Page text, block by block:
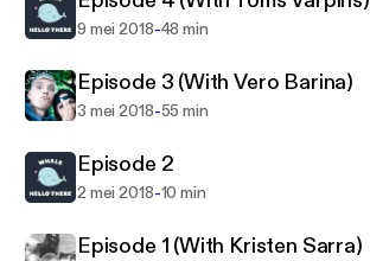
9 mei 2018-48 min
Episode 3 (With Vero Barina)
3 mei 2018-55 min
Episode 2
2 mei 2018-10 min
Episode 1 (With Kristen Sarra)